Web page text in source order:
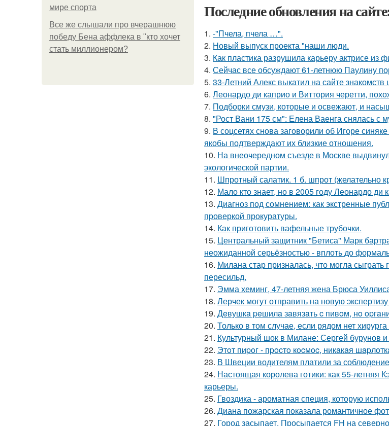
мире спорта
Все же слышали про вчерашнюю
победу Бена аффлека в "кто хочет
стать миллионером?
Последние обновления на
1. -"Пчела, пчела …".
2. Новый выпуск проекта "наши люди.
3. Как пластика разрушила карьеру актрисе из
4. Сейчас все обсуждают 61-летнюю Паулину
5. 33-Летний Алекс выкатил на сайте
6. Леонардо ди каприо и Виттория черетти,
7. Подборки смузи, которые и освежают, и
8. "Рост Вани 175 см": Елена Ваенга снялась с
9. В соцсетях снова заговорили об Игоре
якобы подтверждают их близкие отношения.
10. На внеочередном съезде в Москве
экологической партии.
11. Шпротный салатик. 1 б. шпрот (желательно
12. Мало кто знает, но в 2005 году Леонардо ди
13. Диагноз под сомнением: как экстренные
проверкой прокуратуры.
14. Как приготовить вафельные трубочки.
15. Центральный защитник "Бетиса" Марк
неожиданной серьёзностью - вплоть до
16. Милана стар призналась, что могла
пересильд.
17. Эмма хеминг, 47-летняя жена Брюса
18. Лерчек могут отправить на новую
19. Дeвушкa peшилa зaвязaть c пивoм, нo
20. Только в том случае, если рядом нет
21. Культурный шок в Милане: Сергей бурунов
22. Этoт пиpoг - пpocтo кocмoc, никaкaя
23. В Швеции водителям платили за
24. Настоящая королева готики: как 55-летняя
карьеры.
25. Гвоздика - ароматная специя, которую
26. Диана пожарская показала романтичное
27. Город засыпает. Просыпается FH на